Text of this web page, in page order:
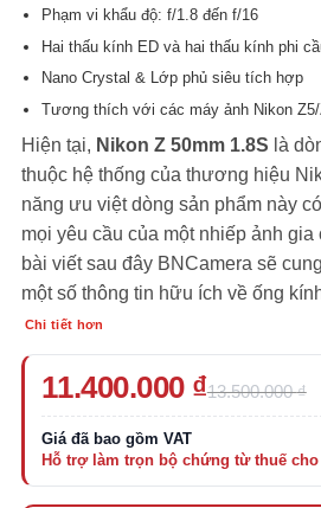
Phạm vi khẩu độ: f/1.8 đến f/16
Hai thấu kính ED và hai thấu kính phi
Nano Crystal & Lớp phủ siêu tích hợp
Tương thích với các máy ảnh Nikon
Hiện tại, Nikon Z 50mm 1.8S là
thuộc hệ thống của thương hiệu
năng ưu việt dòng sản phẩm này
mọi yêu cầu của một nhiếp ảnh gia
bài viết sau đây BNCamera sẽ
một số thông tin hữu ích về ống
Chi tiết hơn
13.500.000₫
Giá
gốc
là:
13.500.000 ₫.
11.400.000 ₫
Giá
hiện
tại
là:
11.400.000 ₫.